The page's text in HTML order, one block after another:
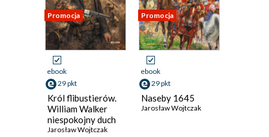
Promocja
ebook
29 pkt
Król flibustierów.
William Walker
niespokojny duch
Ameryki
Jarosław Wojtczak
Promocja
ebook
29 pkt
Naseby 1645
Jarosław Wojtczak